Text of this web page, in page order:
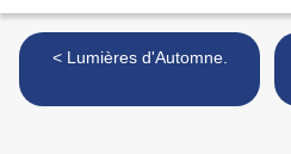
< Lumières d'Automne.